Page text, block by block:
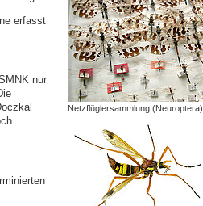
erfasst
nur
Netzflüglersammlung (Neuroptera)